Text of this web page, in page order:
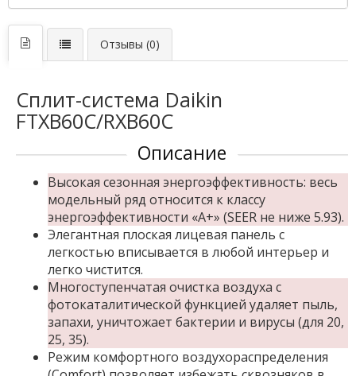
Отзывы (0)
Сплит-система Daikin
FTXB60C/RXB60C
Описание
Высокая сезонная энергоэффективность: весь
модельный ряд относится к классу
энергоэффективности «А+» (SEER не ниже 5.93).
Элегантная плоская лицевая панель с
легкостью вписывается в любой интерьер и
легко чистится.
Многоступенчатая очистка воздуха с
фотокаталитической функцией удаляет пыль,
запахи, уничтожает бактерии и вирусы (для 20,
25, 35).
Режим комфортного воздухораспределения